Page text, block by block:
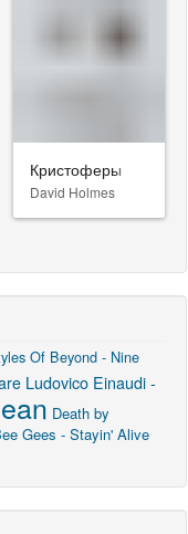
Кристоферы
David Holmes
Of Beyond - Nine
Ludovico Einaudi -
Death by
Gees - Stayin' Alive